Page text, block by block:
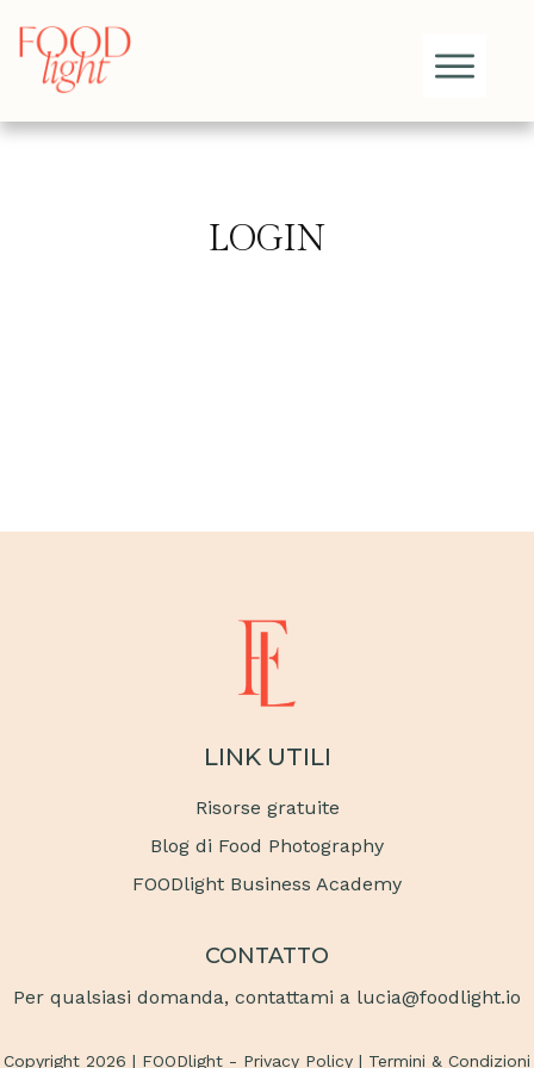
LOGIN
LINK UTILI
Risorse gratuite
Blog di Food Photography
FOODlight Business Academy
CONTATTO
Per qualsiasi domanda, contattami a lucia@foodlight.io
Copyright 2026 | FOODlight - Privacy Policy | Termini & Condizioni